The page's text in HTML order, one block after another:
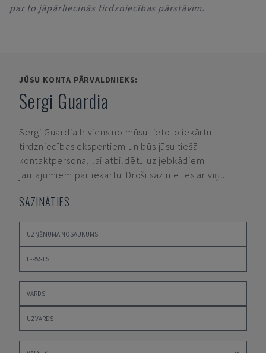
par to jāpārliecinās tirdzniecības pārstāvim.
JŪSU KONTA PĀRVALDNIEKS:
Sergi Guardia
Sergi Guardia Ir viens no mūsu lietoto iekārtu
tirdzniecības ekspertiem un būs jūsu tiešā
kontaktpersona, lai atbildētu uz jebkādiem
jautājumiem par iekārtu. Droši sazinieties ar viņu.
SAZINĀTIES